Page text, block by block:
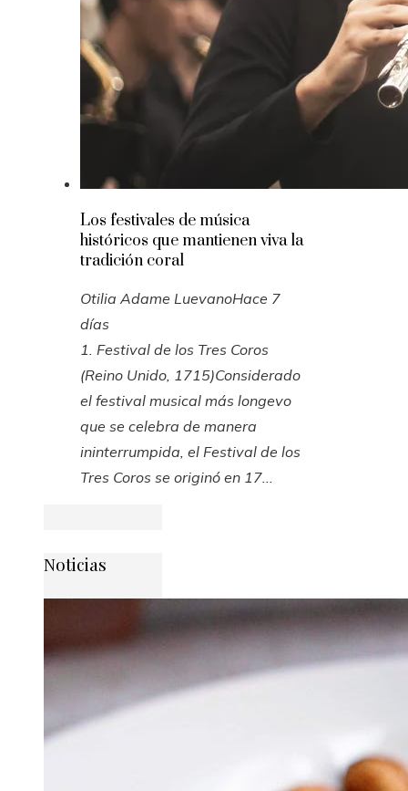
Los festivales de música
históricos que mantienen viva la
tradición coral
Otilia Adame LuevanoHace 7
días
1. Festival de los Tres Coros
(Reino Unido, 1715)Considerado
el festival musical más longevo
que se celebra de manera
ininterrumpida, el Festival de los
Tres Coros se originó en 17...
Noticias